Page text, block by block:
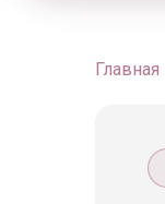
Главная